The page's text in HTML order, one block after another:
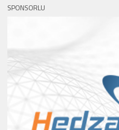
SPONSORLU